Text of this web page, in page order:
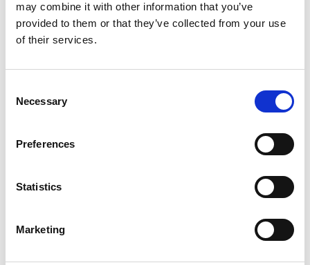
may combine it with other information that you’ve
provided to them or that they’ve collected from your use
of their services.
Selection
Necessary
Preferences
Statistics
Marketing
Vi hittade många tips för små vandrare här!
Friluftsfrämjandet
utebarn.se
Leder som passar barnfamiljer